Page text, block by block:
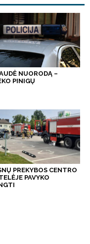
NUORODĄ –
PINIGŲ
PREKYBOS CENTRO
PAVYKO